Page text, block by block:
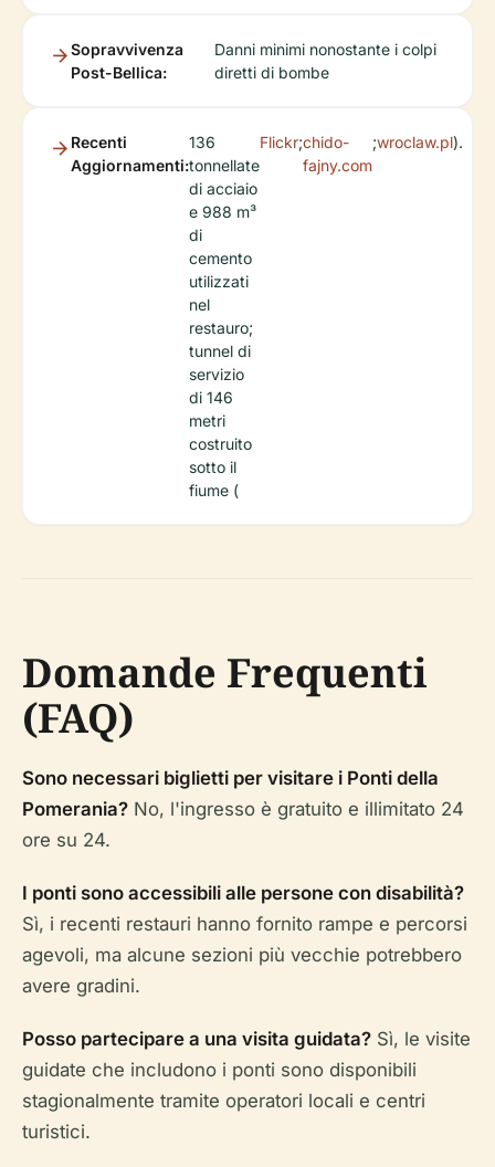
Sopravvivenza
Post-Bellica:
Danni minimi nonostante i colpi
diretti di bombe
Recenti
Aggiornamenti:
136
tonnellate
di acciaio
e 988 m³
di
cemento
utilizzati
nel
restauro;
tunnel di
servizio
di 146
metri
costruito
sotto il
fiume (
Flickr;chido-
fajny.com
;wroclaw.pl).
Domande Frequenti
(FAQ)
Sono necessari biglietti per visitare i Ponti della
Pomerania? No, l'ingresso è gratuito e illimitato 24
ore su 24.
I ponti sono accessibili alle persone con disabilità?
Sì, i recenti restauri hanno fornito rampe e percorsi
agevoli, ma alcune sezioni più vecchie potrebbero
avere gradini.
Posso partecipare a una visita guidata? Sì, le visite
guidate che includono i ponti sono disponibili
stagionalmente tramite operatori locali e centri
turistici.